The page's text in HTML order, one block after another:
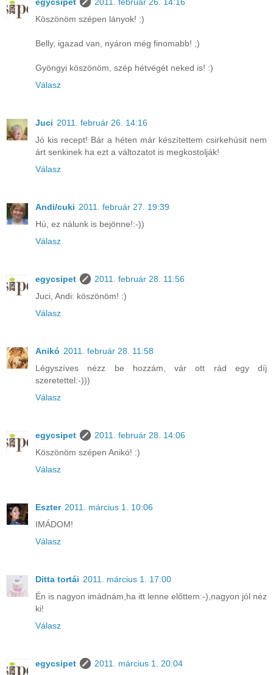
egycsipet
2011. február 26. 14:16
Köszönöm szépen lányok! :)
Belly, igazad van, nyáron még finomabb! ;)
Gyöngyi köszönöm, szép hétvégét neked is! :)
Válasz
Juci 2011. február 26. 14:16
Jó kis recept! Bár a héten már készítettem csirkehúsit nem
árt senkinek ha ezt a változatot is megkostolják!
Válasz
Andi/cuki 2011. február 27. 19:39
Hú, ez nálunk is bejönne!:-))
Válasz
egycsipet
2011. február 28. 11:56
Juci, Andi: köszönöm! :)
Válasz
Anikó 2011. február 28. 11:58
Légyszíves nézz be hozzám, vár ott rád egy díj
szeretettel:-)))
Válasz
egycsipet
2011. február 28. 14:06
Köszönöm szépen Anikó! :)
Válasz
Eszter 2011. március 1. 10:06
IMÁDOM!
Válasz
Ditta tortái 2011. március 1. 17:00
Én is nagyon imádnám,ha itt lenne előttem:-),nagyon jól néz
ki!
Válasz
egycsipet
2011. március 1. 20:04